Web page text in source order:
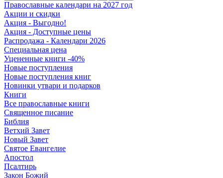
Православные календари на 2027 год
Акции и скидки
Акция - Выгодно!
Акция - Доступные цены
Распродажа - Календари 2026
Специальная цена
Уцененные книги -40%
Новые поступления
Новые поступления книг
Новинки утвари и подарков
Книги
Все православные книги
Священное писание
Библия
Ветхий Завет
Новый Завет
Святое Евангелие
Апостол
Псалтирь
Закон Божий